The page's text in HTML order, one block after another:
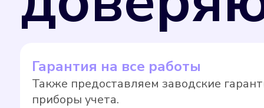
Гарантия на все работы
Также предоставляем заводские
приборы учета.